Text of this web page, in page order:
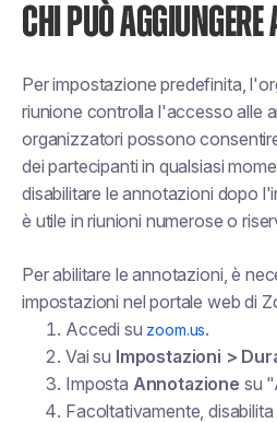
CHI PUÒ
Per impostazione predefinita,
riunione controlla l'accesso alle
organizzatori possono
dei partecipanti in qualsiasi
disabilitare le annotazioni dopo
è utile in riunioni numerose o
Per abilitare le annotazioni, è
impostazioni nel portale web di
Accedi su zoom.us.
Vai su Impostazioni >
Imposta Annotazione su
Facoltativamente,